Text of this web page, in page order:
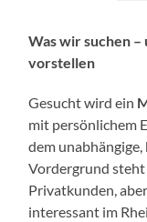
Was wir suchen
vorstellen
Gesucht wird ein
mit persönlichem
dem
Vordergrund
Privatkunden,
interessant im